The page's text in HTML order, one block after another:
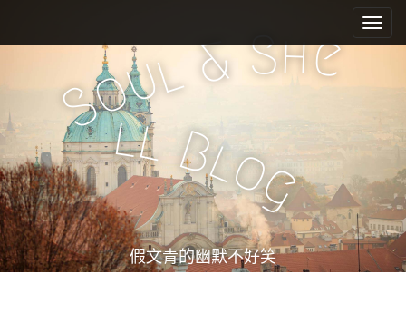
e
n
u
i
c
n
t
e
n
t
S
oul&She
ll Blog
假文青的幽默不好笑